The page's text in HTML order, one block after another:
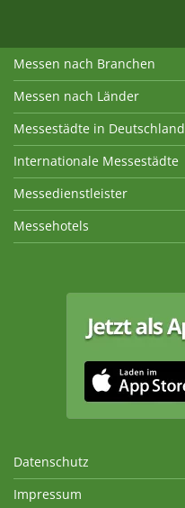
Messen nach Branchen
Messen nach Länder
Messestädte in Deutschland
Internationale Messestädte
Messedienstleister
Messehotels
Datenschutz
Impressum